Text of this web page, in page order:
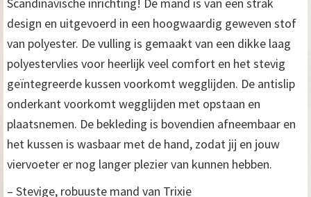
design en uitgevoerd in een hoogwaardig geweven stof
van polyester. De vulling is gemaakt van een dikke laag
polyestervlies voor heerlijk veel comfort en het stevig
geïntegreerde kussen voorkomt wegglijden. De antislip
onderkant voorkomt wegglijden met opstaan en
plaatsnemen. De bekleding is bovendien afneembaar en
het kussen is wasbaar met de hand, zodat jij en jouw
viervoeter er nog langer plezier van kunnen hebben.
– Stevige, robuuste mand van Trixie